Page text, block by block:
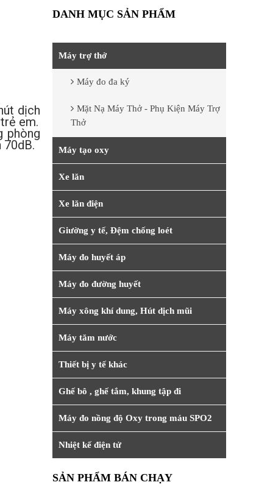
dịch
em.
phòng
70dB.
DANH MỤC SẢN PHẨM
Máy trợ thở
Máy đo đa ký
Mặt Nạ Máy Thở - Phụ Kiện Máy Trợ
Thở
Máy tạo oxy
Xe lăn
Xe lăn điện
Giường y tế, Đệm chống loét
Máy đo huyết áp
Máy đo đường huyết
Máy xông khí dung, Hút dịch mũi
Máy tăm nước
Thiết bị y tế khác
Ghế bô , ghế tắm, khung tập đi
Máy đo nồng độ Oxy trong máu SPO2
Nhiệt kế điện tử
SẢN PHẨM BÁN CHẠY